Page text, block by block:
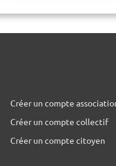
Créer un compte
Créer un compte collectif
Créer un compte citoyen